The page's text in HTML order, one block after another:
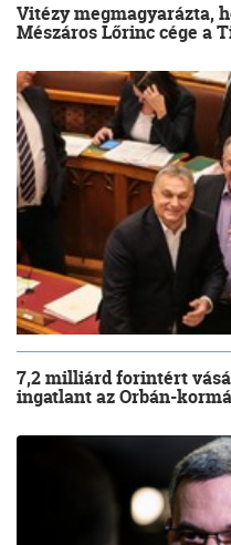
Vitézy megmagyarázta,
Mészáros Lőrinc cége a
7,2 milliárd forintért
ingatlant az Orbán-